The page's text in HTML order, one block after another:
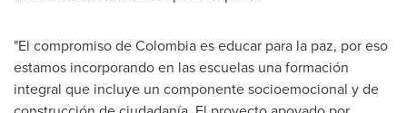
"El compromiso deColombiaes educar para la paz, por eso
estamos incorporando en las escuelas una formación
integral que incluye un componente socioemocional y de